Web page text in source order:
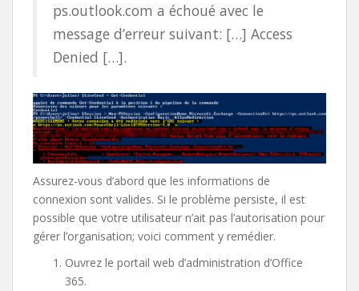
ps.outlook.com a échoué avec le
message d’erreur suivant: […] Access
Denied […].
Assurez-vous d’abord que les informations de
connexion sont valides. Si le problème persiste, il est
possible que votre utilisateur n’ait pas l’autorisation pour
gérer l’organisation; voici comment y remédier.
Ouvrez le portail web d’administration d’Office
365.